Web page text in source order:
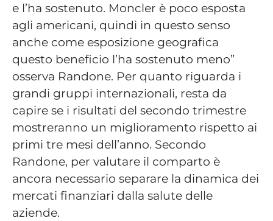
e l’ha sostenuto. Moncler è poco esposta
agli americani, quindi in questo senso
anche come esposizione geografica
questo beneficio l’ha sostenuto meno”
osserva Randone. Per quanto riguarda i
grandi gruppi internazionali, resta da
capire se i risultati del secondo trimestre
mostreranno un miglioramento rispetto ai
primi tre mesi dell’anno. Secondo
Randone, per valutare il comparto è
ancora necessario separare la dinamica dei
mercati finanziari dalla salute delle
aziende.